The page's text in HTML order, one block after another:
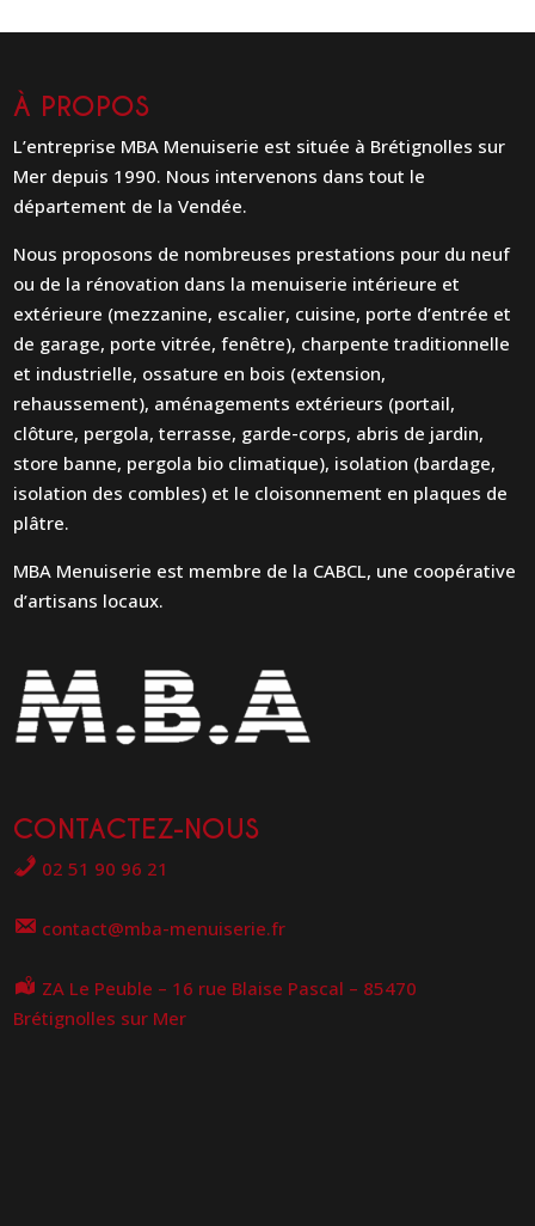
À PROPOS
L’entreprise MBA Menuiserie est située à Brétignolles sur
Mer depuis 1990. Nous intervenons dans tout le
département de la Vendée.
Nous proposons de nombreuses prestations pour du neuf
ou de la rénovation dans la menuiserie intérieure et
extérieure (mezzanine, escalier, cuisine, porte d’entrée et
de garage, porte vitrée, fenêtre), charpente traditionnelle
et industrielle, ossature en bois (extension,
rehaussement), aménagements extérieurs (portail,
clôture, pergola, terrasse, garde-corps, abris de jardin,
store banne, pergola bio climatique), isolation (bardage,
isolation des combles) et le cloisonnement en plaques de
plâtre.
MBA Menuiserie est membre de la CABCL, une coopérative
d’artisans locaux.
CONTACTEZ-NOUS
02 51 90 96 21
contact@mba-menuiserie.fr
ZA Le Peuble – 16 rue Blaise Pascal – 85470
Brétignolles sur Mer